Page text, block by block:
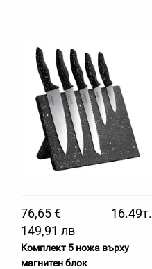
76,65 €
16.49т.
149,91 лв
Комплект 5 ножа върху
магнитен блок